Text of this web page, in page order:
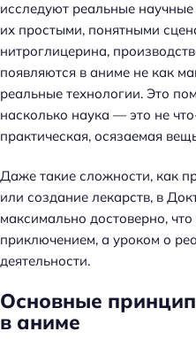
исследуют реальные
их простыми, понятными
нитроглицерина,
появляются в аниме не как
реальные технологии. Это
насколько наука — это не
практическая, осязаемая
Даже такие сложности, как
или создание лекарств, в
максимально достоверно,
приключением, а уроком о
деятельности.
Основные
в аниме